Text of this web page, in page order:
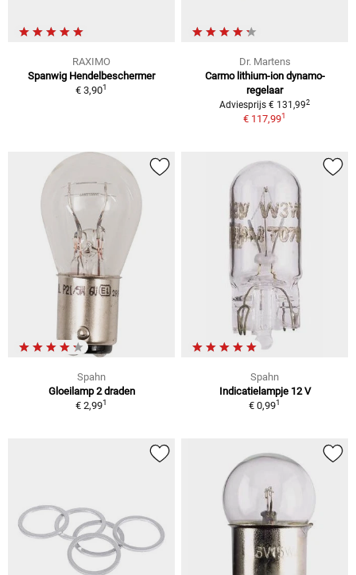
RAXIMO
Spanwig Hendelbeschermer
€ 3,901
Dr. Martens
Carmo lithium-ion dynamo-
regelaar
Adviesprijs € 131,992
€ 117,991
Spahn
Gloeilamp 2 draden
€ 2,991
Spahn
Indicatielampje 12 V
€ 0,991